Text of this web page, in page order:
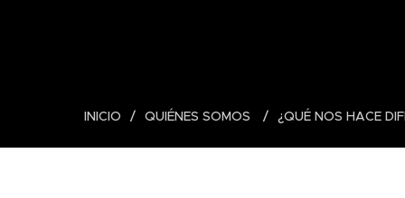
INICIO QUIÉNES SOMOS ¿QUÉ NOS HACE